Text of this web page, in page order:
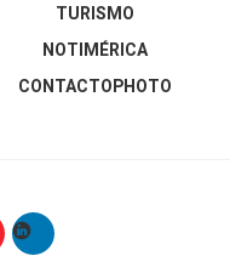
TURISMO
NOTIMÉRICA
CONTACTOPHOTO